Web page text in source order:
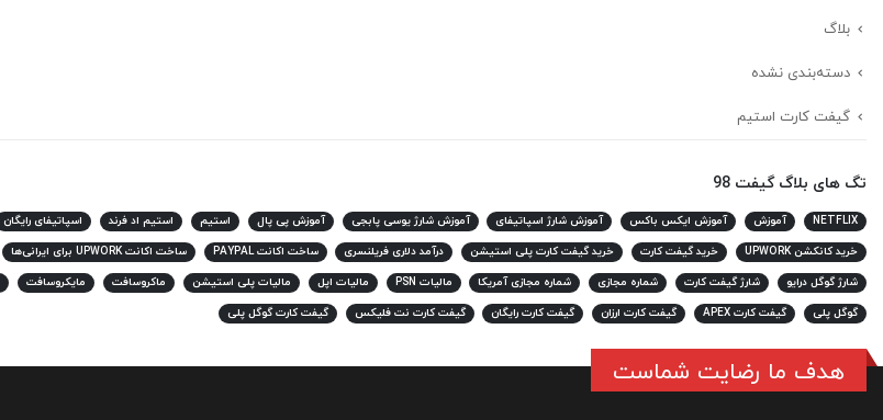
بلاگ
دسته‌بندی نشده
گیفت کارت استیم
تگ های بلاگ گیفت 98
NETFLIX آموزش آموزش ایکس باکس آموزش شارژ اسپاتیفای آموزش شارژ یوسی پابجی آموزش پی پال استیم استیم اد فرند اسپاتیفای رایگان
خرید کانکشن UPWORK
خرید گیفت کارت خرید گیفت کارت پلی استیشن درآمد دلاری فریلنسری ساخت اکانت PAYPAL ساخت اکانت UPWORK برای ایرانی‌ها
شارژ گوگل درایو
شارژ گیفت کارت شماره مجازی شماره مجازی آمریکا مالیات PSN مالیات اپل مالیات پلی استیشن ماکروسافت مایکروسافت
گوگل پلی
گیفت کارت APEX گیفت کارت ارزان گیفت کارت رایگان گیفت کارت نت فلیکس گیفت کارت گوگل پلی
هدف ما رضایت شماست